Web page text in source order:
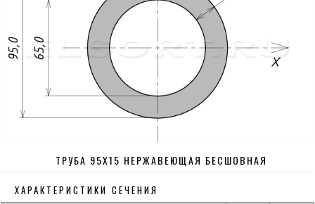
ТРУБА 95Х15 НЕРЖАВЕЮЩАЯ БЕСШОВНАЯ
ХАРАКТЕРИСТИКИ СЕЧЕНИЯ